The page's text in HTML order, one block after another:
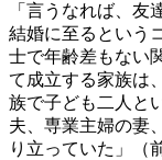
「言うなれば、友
結婚に至るという
士で年齢差もない
て成立する家族は
族で子ども二人と
夫、専業主婦の妻
り立っていた」（